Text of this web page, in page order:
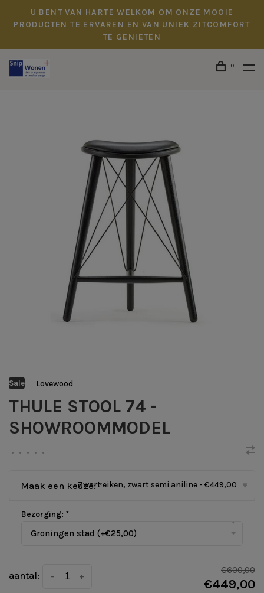
U BENT VAN HARTE WELKOM OM ONZE MOOIE
PRODUCTEN TE ERVAREN EN VAN UNIEK ZITCOMFORT
TE GENIETEN
0
Sale Lovewood
THULE STOOL 74 -
SHOWROOMMODEL
• • • • •
Maak een keuze:*
Zwart eiken, zwart semi aniline - €449,00 ▾
Bezorging: *
Groningen stad (+€25,00)
▾
aantal: +
-
€600,00
€449,00